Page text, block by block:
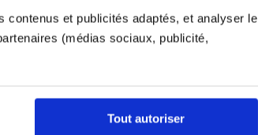
contenus et publicités adaptés, et analyser le
(médias sociaux, publicité,
Tout autoriser